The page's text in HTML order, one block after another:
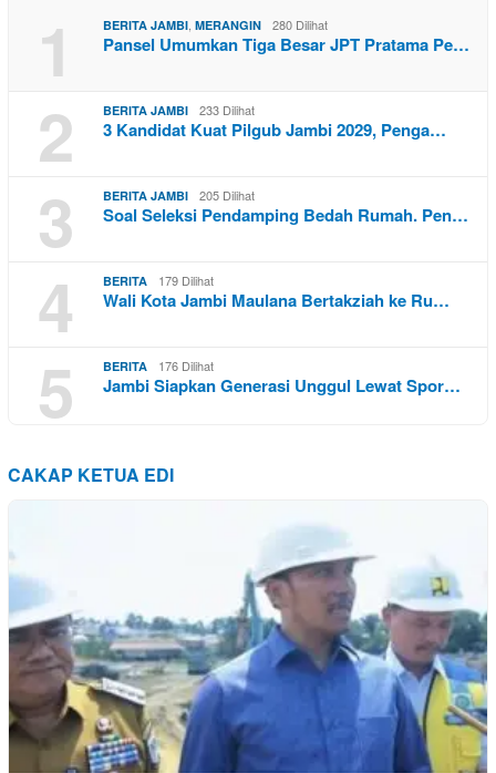
1 BERITA JAMBI, MERANGIN 280 Dilihat
Pansel Umumkan Tiga Besar JPT Pratama Pe…
2 BERITA JAMBI 233 Dilihat
3 Kandidat Kuat Pilgub Jambi 2029, Penga…
3 BERITA JAMBI 205 Dilihat
Soal Seleksi Pendamping Bedah Rumah. Pen…
4 BERITA 179 Dilihat
Wali Kota Jambi Maulana Bertakziah ke Ru…
5 BERITA 176 Dilihat
Jambi Siapkan Generasi Unggul Lewat Spor…
CAKAP KETUA EDI